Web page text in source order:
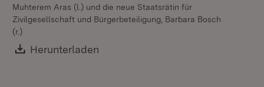
Muhterem Aras (l.) und die neue Staatsrätin für
Zivilgesellschaft und Bürgerbeteiligung, Barbara Bosch
(r.)
Download:
Herunterladen